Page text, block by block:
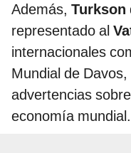
Además, Turkson
representado al
internacionales
Mundial de
advertencias
economía mundial.